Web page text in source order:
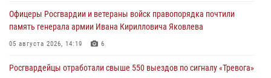
Офицеры Росгвардии и ветераны войск правопорядка почтили
память генерала армии Ивана Кирилловича Яковлева
05 августа 2026, 14:19 6
Росгвардейцы отработали свыше 550 выездов по сигналу «Тревога»